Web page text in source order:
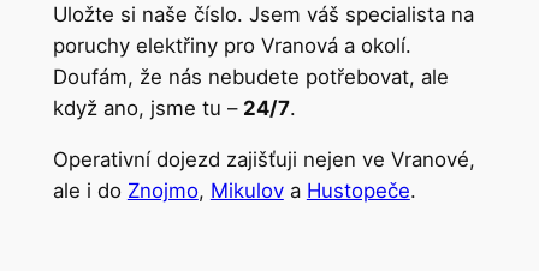
Uložte si naše číslo. Jsem váš specialista na
poruchy elektřiny pro Vranová a okolí.
Doufám, že nás nebudete potřebovat, ale
když ano, jsme tu – 24/7.
Operativní dojezd zajišťuji nejen ve Vranové,
ale i do Znojmo, Mikulova Hustopeče.